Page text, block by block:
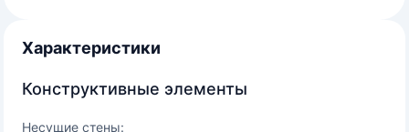
Характеристики
Конструктивные элементы
Несущие стены: